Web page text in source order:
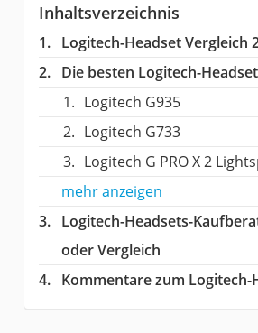
Inhaltsverzeichnis
Logitech-Headset Vergleich
Die besten Logitech-
Logitech G935
Logitech G733
Logitech G PRO X 2
mehr anzeigen
Logitech-Headsets-
oder Vergleich
Kommentare zum Logitech-